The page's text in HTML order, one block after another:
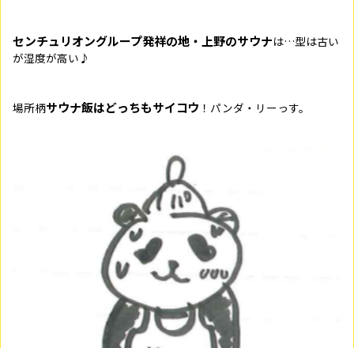
センチュリオングループ発祥の地・上野のサウナは…型は古い
が湿度が高い♪
場所柄サウナ飯はどっちもサイコウ ！パンダ・リーっす。